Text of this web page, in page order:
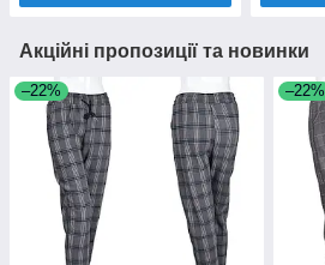
Акційні пропозиції та новинки
–22% –22%